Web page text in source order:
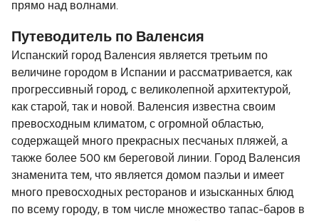
прямо над волнами.
Путеводитель по Валенсия
Испанский город Валенсия является третьим по
величине городом в Испании и рассматривается, как
прогрессивный город, с великолепной архитектурой,
как старой, так и новой. Валенсия известна своим
превосходным климатом, с огромной областью,
содержащей много прекрасных песчаных пляжей, а
также более 500 км береговой линии. Город Валенсия
знаменита тем, что является домом паэльи и имеет
много превосходных ресторанов и изысканных блюд
по всему городу, в том числе множество тапас-баров в